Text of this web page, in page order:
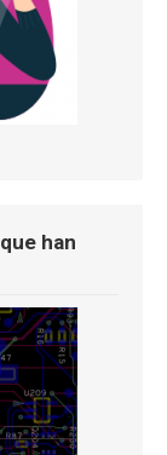
han